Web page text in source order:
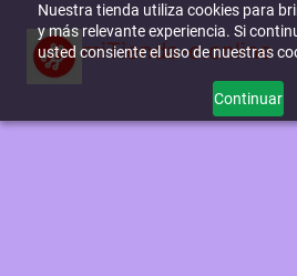
Nuestra tienda utiliza cookies para
y más relevante experiencia. Si
usted consiente el uso de nuestras
Continuar
miTienda-e.online